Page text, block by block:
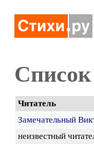
Читатель
Замечательный
неизвестный